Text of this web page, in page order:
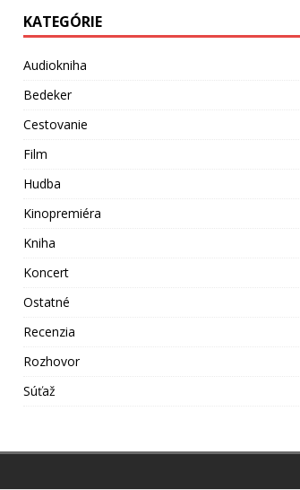
KATEGÓRIE
Audiokniha
Bedeker
Cestovanie
Film
Hudba
Kinopremiéra
Kniha
Koncert
Ostatné
Recenzia
Rozhovor
Súťaž